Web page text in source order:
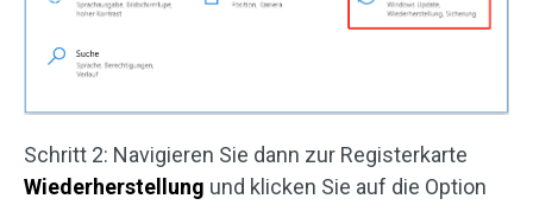
Schritt 2: Navigieren Sie dann zur Registerkarte
Wiederherstellung und klicken Sie auf die Option